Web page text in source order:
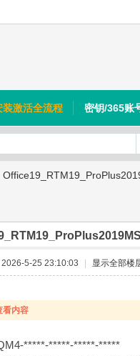
装激活全流程 密钥/365账
2026-5-25 23:10:03 显示全部楼
看内容
*****-*****-*****-*****